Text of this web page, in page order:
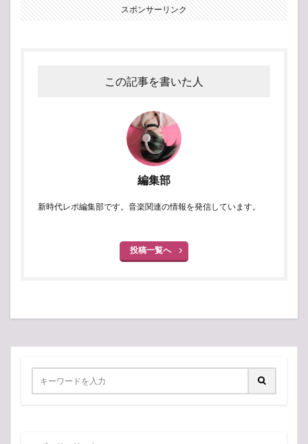
スポンサーリンク
この記事を書いた人
編集部
新時代レポ編集部です。音楽関連の情報を発信しています。
投稿一覧へ